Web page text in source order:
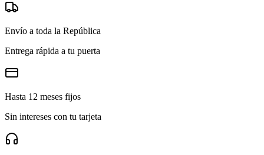
Envío a toda la República
Entrega rápida a tu puerta
Hasta 12 meses fijos
Sin intereses con tu tarjeta